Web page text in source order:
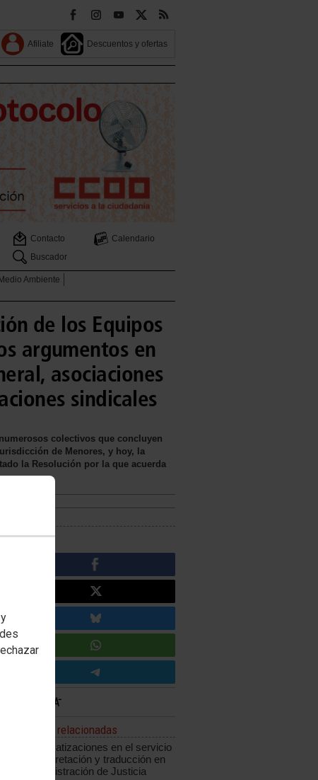
Afiliate Descuentos y ofertas
Contacto
Calendario
Buscador
Ambiente
de los Equipos
argumentos en
asociaciones
sindicales
colectivos que concluyen
de Menores, y hoy, la
la Resolución por la que acuerda
Noticias relacionadas
Más privatizaciones en el servicio
de interpretación y traducción en
la Administración de Justicia